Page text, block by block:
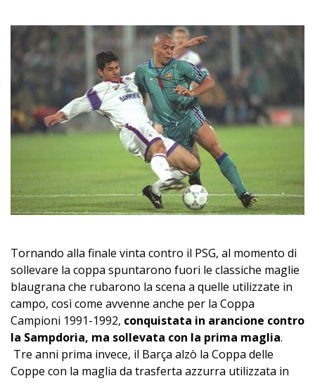
Tornando alla finale vinta contro il PSG, al momento di
sollevare la coppa spuntarono fuori le classiche maglie
blaugrana che rubarono la scena a quelle utilizzate in
campo, così come avvenne anche per la Coppa
Campioni 1991-1992, conquistata in arancione contro
la Sampdoria, ma sollevata con la prima maglia.
Tre anni prima invece, il Barça alzò la Coppa delle
Coppe con la maglia da trasferta azzurra utilizzata in